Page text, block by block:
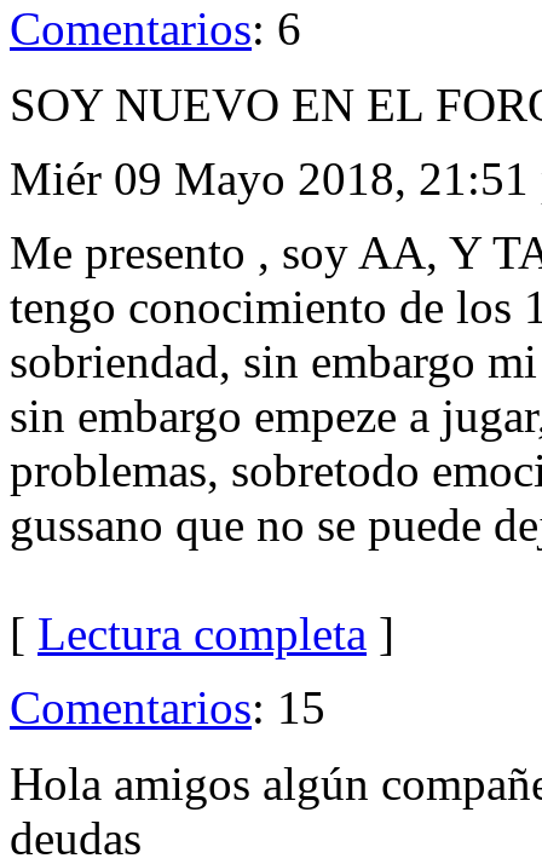
Comentarios: 6
SOY NUEVO EN EL
Miér 09 Mayo 2018,
Me presento , soy AA, Y
tengo conocimiento de los
sobriendad, sin embargo
sin embargo empeze a
problemas, sobretodo
gussano que no se puede
[ Lectura completa ]
Comentarios: 15
Hola amigos algún
deudas